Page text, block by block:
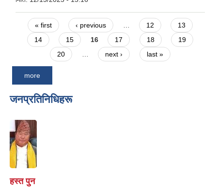
Pages
« first ‹ previous 12
13
14
15 16 17 18
19
20
next › last »
more
जनप्रतिनिधिहरू
हस्त पुन